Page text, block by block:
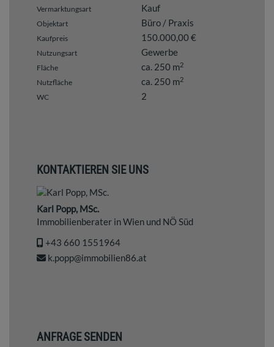
Vermarktungsart Kauf
Objektart Büro / Praxis
Kaufpreis 150.000,00 €
Nutzungsart Gewerbe
Fläche ca. 250 m2
Nutzfläche ca. 250 m2
WC 2
KONTAKTIEREN SIE UNS
Karl Popp, MSc.
Immobilienberater in Wien und NÖ Süd
‭+43 660 1551964‬
k.popp@immobilien86.at
ANFRAGE SENDEN